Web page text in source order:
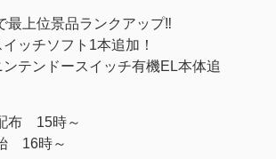
最上位景品ランクアップ‼
ッチソフト1本追加！
テンドースイッチ有機EL本体追
布 15時～
16時～